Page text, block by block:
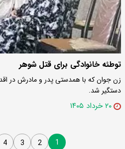
توطئه خانوادگی برای قتل شوهر
زن جوان که با همدستی پدر و مادرش در
دستگیر شد.
۲۰ خرداد ۱۴۰۵
1
2
3
4